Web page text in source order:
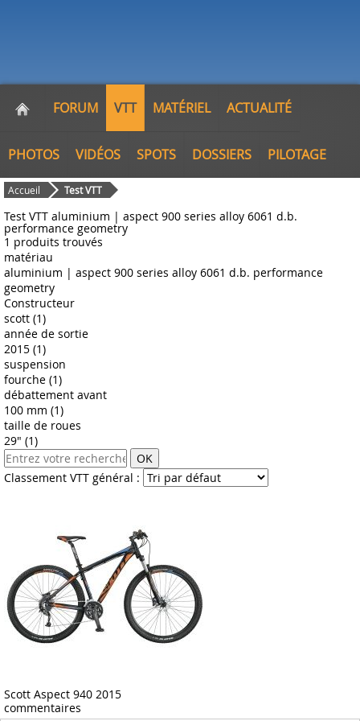
FORUM VTT MATÉRIEL ACTUALITÉ
PHOTOS VIDÉOS SPOTS DOSSIERS PILOTAGE
Accueil Test VTT
Test VTT aluminium | aspect 900 series alloy 6061 d.b.
performance geometry
1 produits trouvés
matériau
aluminium | aspect 900 series alloy 6061 d.b. performance
geometry
Constructeur
scott (1)
année de sortie
2015 (1)
suspension
fourche (1)
débattement avant
100 mm (1)
taille de roues
29" (1)
OK
Classement VTT général :
Scott Aspect 940 2015
commentaires